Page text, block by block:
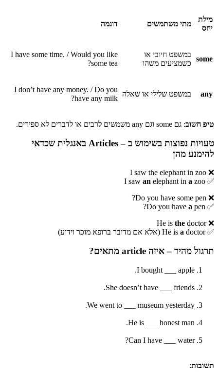
מילת
יחס
מתי משתמשים דוגמה
some
במשפט חיובי או
כשמציעים משהו
I have some time. / Would you like
some tea?
any במשפט שלילי או שאלה
I don’t have any money. / Do you
have any milk?
טיפ חשוב: גם some וגם any משמשים לרבים או לדברים לא ספירים.
טעויות נפוצות בשימוש ב – Articles באנגליתשכדאי
להימנע מהן
❌ I saw the elephant in zoo
✅ I saw
an elephant in a zoo
❌ Do you have some pen?
✅ Do you have
a pen?
❌ He is
the doctor
✅ He is
a doctor (אלא אם מדובר ברופא מוכר וידוע)
תרגול מהיר – איזה article מתאים?
I bought ___ apple.
She doesn’t have ___ friends.
We went to ___ museum yesterday.
He is ___ honest man.
Can I have ___ water?
תשובות: